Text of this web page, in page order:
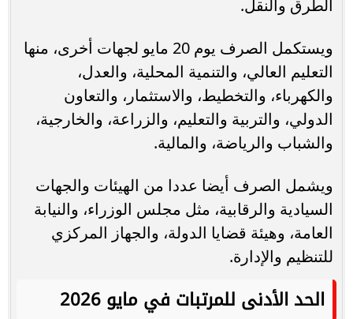
الطرق والنقل.
ويستكمل الصرف يوم 20 مايو لجهات أخرى، منها
التعليم العالي، والتنمية المحلية، والعدل،
والكهرباء، والتخطيط، والاستثمار، والتعاون
الدولي، والتربية والتعليم، والزراعة، والخارجية،
والشباب والرياضة، والمالية.
ويشمل الصرف أيضا عددا من الهيئات والجهات
السيادية والرقابية، مثل مجلس الوزراء، والنيابة
العامة، وهيئة قضايا الدولة، والجهاز المركزي
للتنظيم والإدارة.
الحد الأدنى للمرتبات في مايو 2026